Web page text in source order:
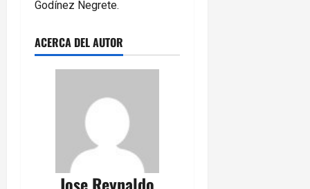
Godínez Negrete.
ACERCA DEL AUTOR